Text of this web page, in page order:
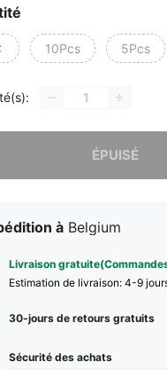
10Pcs 5Pcs
ÉPUISÉ
à Belgium
Livraison
Estimation de livraison: 4-9
30-jours de retours gratuits
Sécurité des achats